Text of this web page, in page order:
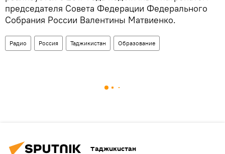
председателя Совета Федерации Федерального
Собрания России Валентины Матвиенко.
Радио Россия Таджикистан Образование
Таджикистан